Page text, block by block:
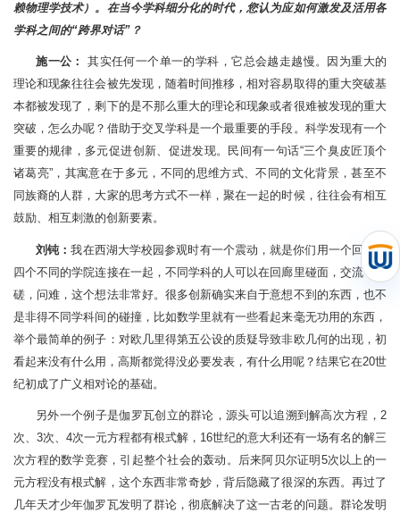
赖物理学技术）。在当今学科细分化的时代，您认为应如何激发及活用各
学科之间的“跨界对话”？
施一公：
其实任何一个单一的学科，它总会越走越慢。因为重大的
理论和现象往往会被先发现，随着时间推移，相对容易取得的重大突破基
本都被发现了，剩下的是不那么重大的理论和现象或者很难被发现的重大
突破，怎么办呢？借助于交叉学科是一个最重要的手段。科学发现有一个
重要的规律，多元促进创新、促进发现。民间有一句话“三个臭皮匠顶个
诸葛亮”，其寓意在于多元，不同的思维方式、不同的文化背景，甚至不
同族裔的人群，大家的思考方式不一样，聚在一起的时候，往往会有相互
鼓励、相互刺激的创新要素。
刘钝：我在西湖大学校园参观时有一个震动，就是你们用一个回廊将
四个不同的学院连接在一起，不同学科的人可以在回廊里碰面，交流，切
磋，问难，这个想法非常好。很多创新确实来自于意想不到的东西，也不
是非得不同学科间的碰撞，比如数学里就有一些看起来毫无功用的东西，
举个最简单的例子：对欧几里得第五公设的质疑导致非欧几何的出现，初
看起来没有什么用，高斯都觉得没必要发表，有什么用呢？结果它在20世
纪初成了广义相对论的基础。
另外一个例子是伽罗瓦创立的群论，源头可以追溯到解高次方程，2
次、3次、4次一元方程都有根式解，16世纪的意大利还有一场有名的解三
次方程的数学竞赛，引起整个社会的轰动。后来阿贝尔证明5次以上的一
元方程没有根式解，这个东西非常奇妙，背后隐藏了很深的东西。再过了
几年天才少年伽罗瓦发明了群论，彻底解决了这一古老的问题。群论发明